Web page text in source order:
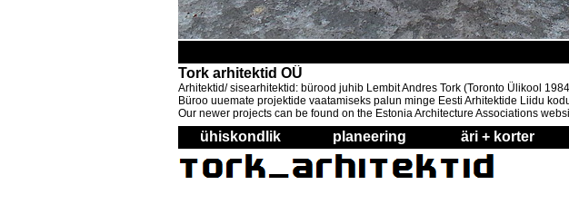
Tork arhitektid OÜ
Arhitektid/ sisearhitektid: bürood juhib Lembit Andres Tork (Toronto Ülikool
Büroo uuemate projektide vaatamiseks palun minge Eesti Arhitektide Liidu
Our newer projects can be found on the Estonia Architecture Associations
ühiskondlik planeering äri + korter